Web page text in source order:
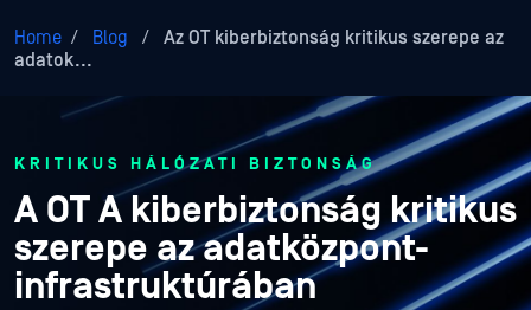
Home / Blog /
Az OT kiberbiztonság kritikus szerepe az
adatok...
KRITIKUS HÁLÓZATI BIZTONSÁG
A OT A kiberbiztonság kritikus
szerepe az adatközpont-
infrastruktúrában